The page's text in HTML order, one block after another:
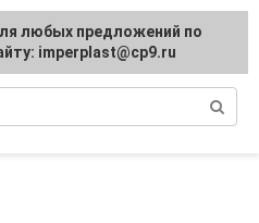
любых предложений по
imperplast@cp9.ru